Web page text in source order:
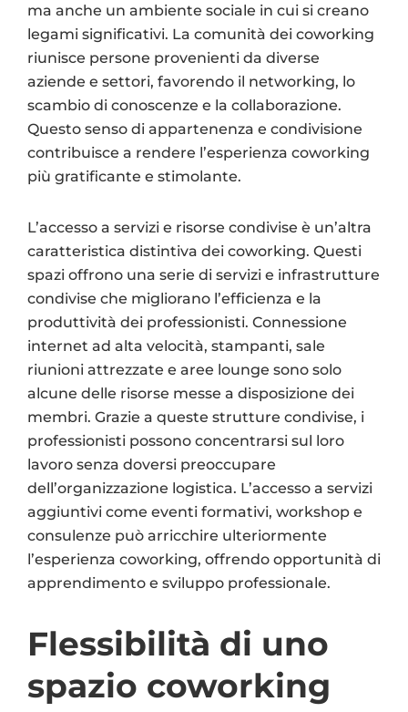
ma anche un ambiente sociale in cui si creano
legami significativi. La comunità dei coworking
riunisce persone provenienti da diverse
aziende e settori, favorendo il networking, lo
scambio di conoscenze e la collaborazione.
Questo senso di appartenenza e condivisione
contribuisce a rendere l’esperienza coworking
più gratificante e stimolante.
L’accesso a servizi e risorse condivise è un’altra
caratteristica distintiva dei coworking. Questi
spazi offrono una serie di servizi e infrastrutture
condivise che migliorano l’efficienza e la
produttività dei professionisti. Connessione
internet ad alta velocità, stampanti, sale
riunioni attrezzate e aree lounge sono solo
alcune delle risorse messe a disposizione dei
membri. Grazie a queste strutture condivise, i
professionisti possono concentrarsi sul loro
lavoro senza doversi preoccupare
dell’organizzazione logistica. L’accesso a servizi
aggiuntivi come eventi formativi, workshop e
consulenze può arricchire ulteriormente
l’esperienza coworking, offrendo opportunità di
apprendimento e sviluppo professionale.
Flessibilità di uno
spazio coworking